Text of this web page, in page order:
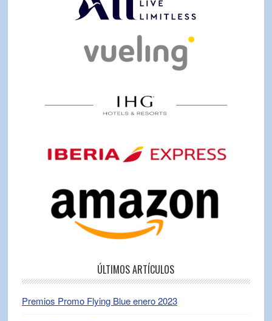
ÚLTIMOS ARTÍCULOS
Premios Promo Flying Blue enero 2023